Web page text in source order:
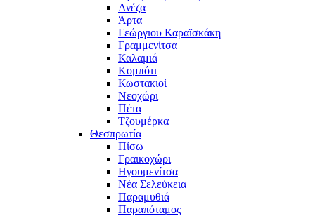
Ανέζα
Άρτα
Γεώργιου Καραϊσκάκη
Γραμμενίτσα
Καλαμιά
Κομπότι
Κωστακιοί
Νεοχώρι
Πέτα
Τζουμέρκα
Θεσπρωτία
Πίσω
Γραικοχώρι
Ηγουμενίτσα
Νέα Σελεύκεια
Παραμυθιά
Παραπόταμος